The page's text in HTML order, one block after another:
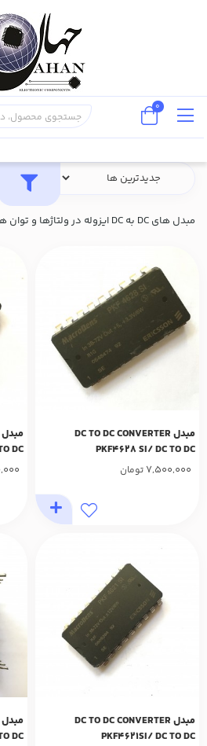
محصولات منابع تغذیه و مبدل های
مبدل های DC به DC ایزوله در ولتاژها و توان های مختلف از شرکت های معتبر
مبدل DC TO DC CONVERTER
PKF4628 SI/ DC TO DC
7,500,000تومان
DC
مبدل DC TO DC CONVERTER
PKF4621SI/ DC TO DC
DC
0